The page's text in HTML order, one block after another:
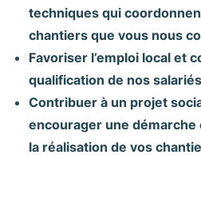
techniques qui
chantiers que vous nous
Favoriser l’emploi local et
qualification de nos
Contribuer à un projet
encourager une démarche
la réalisation de vos